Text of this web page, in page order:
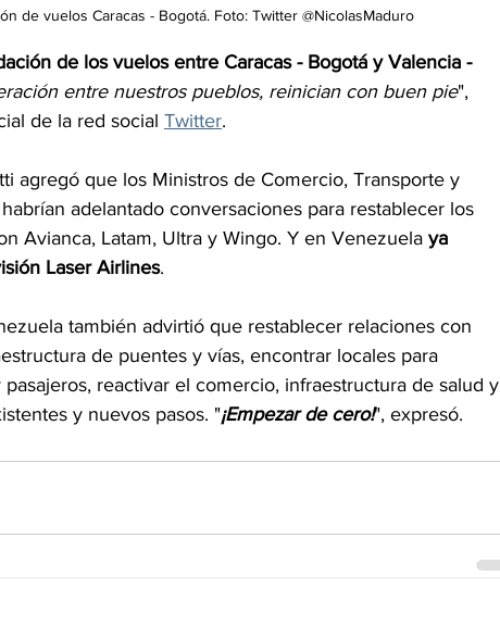
de vuelos Caracas - Bogotá. Foto: Twitter @NicolasMaduro
de los vuelos entre Caracas - Bogotá y Valencia -
entre nuestros pueblos, reinician con buen pie",
de la red social Twitter.
agregó que los Ministros de Comercio, Transporte y
adelantado conversaciones para restablecer los
Avianca, Latam, Ultra y Wingo. Y en Venezuela ya
Laser Airlines.
también advirtió que restablecer relaciones con
de puentes y vías, encontrar locales para
reactivar el comercio, infraestructura de salud y
y nuevos pasos. "¡Empezar de cero!", expresó.